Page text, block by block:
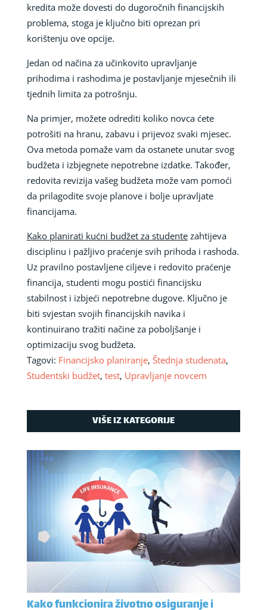
kredita može dovesti do dugoročnih financijskih
problema, stoga je ključno biti oprezan pri
korištenju ove opcije.
Jedan od načina za učinkovito upravljanje
prihodima i rashodima je postavljanje mjesečnih ili
tjednih limita za potrošnju.
Na primjer, možete odrediti koliko novca ćete
potrošiti na hranu, zabavu i prijevoz svaki mjesec.
Ova metoda pomaže vam da ostanete unutar svog
budžeta i izbjegnete nepotrebne izdatke. Također,
redovita revizija vašeg budžeta može vam pomoći
da prilagodite svoje planove i bolje upravljate
financijama.
Kako planirati kućni budžet za studentezahtijeva
disciplinu i pažljivo praćenje svih prihoda i rashoda.
Uz pravilno postavljene ciljeve i redovito praćenje
financija, studenti mogu postići financijsku
stabilnost i izbjeći nepotrebne dugove. Ključno je
biti svjestan svojih financijskih navika i
kontinuirano tražiti načine za poboljšanje i
optimizaciju svog budžeta.
Tagovi: Financijsko planiranje, Štednja studenata,
Studentski budžet, test, Upravljanje novcem
VIŠE IZ KATEGORIJE
Kako funkcionira životno osiguranje i